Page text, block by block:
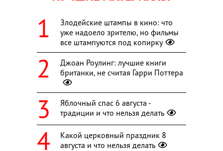
Злодейские штампы в кино: что
уже надоело зрителю, но фильмы
все штампуются под копирку
Джоан Роулинг: лучшие книги
британки, не считая Гарри Поттера
Яблочный спас 6 августа -
традиции и что нельзя делать
Какой церковный праздник 8
августа и что нельзя делать